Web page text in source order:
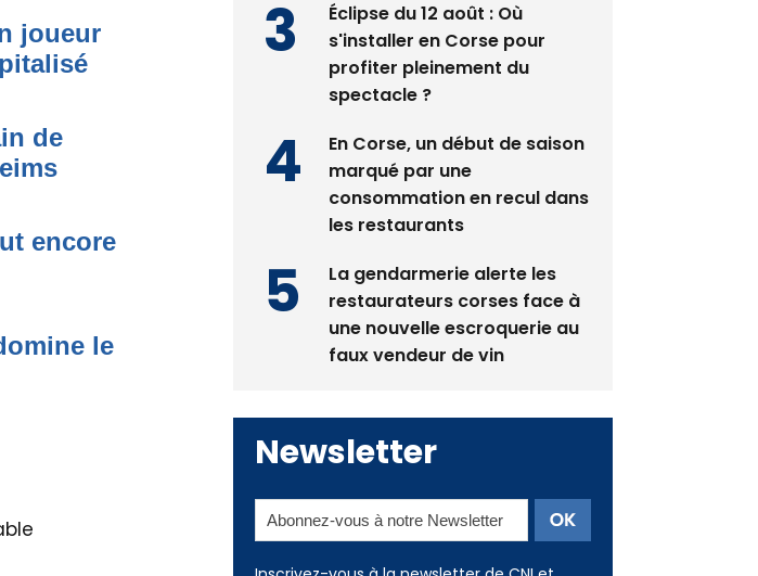
joueur
de
encore
le
pas avant 2081
Éclipse du 12 août : Où
s'installer en Corse pour
spectacle ?
En Corse, un début de saison
marqué par une
les restaurants
La gendarmerie alerte les
restaurateurs corses face à
Newsletter